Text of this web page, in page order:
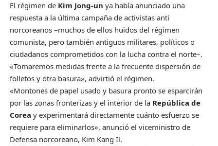
El régimen de Kim Jong-un ya había anunciado una
respuesta a la última campaña de activistas anti
norcoreanos –muchos de ellos huidos del régimen
comunista, pero también antiguos militares, políticos o
ciudadanos comprometidos con la lucha contra el norte–.
«Tomaremos medidas frente a la frecuente dispersión de
folletos y otra basura», advirtió el régimen.
«Montones de papel usado y basura pronto se esparcirán
por las zonas fronterizas y el interior de la República de
Corea y experimentará directamente cuánto esfuerzo se
requiere para eliminarlos», anunció el viceministro de
Defensa norcoreano, Kim Kang Il.